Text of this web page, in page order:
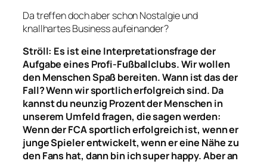
Da treffen doch aber schon Nostalgie und
knallhartes Business aufeinander?
Ströll: Es ist eine Interpretationsfrage der
Aufgabe eines Profi-Fußballclubs. Wir wollen
den Menschen Spaß bereiten. Wann ist das der
Fall? Wenn wir sportlich erfolgreich sind. Da
kannst du neunzig Prozentder Menschen in
unserem Umfeldfragen, die sagen werden:
Wenn der FCA sportlich erfolgreich ist, wenn er
junge Spieler entwickelt, wenner eine Nähe zu
den Fans hat, dann bin ichsuper happy. Aberan